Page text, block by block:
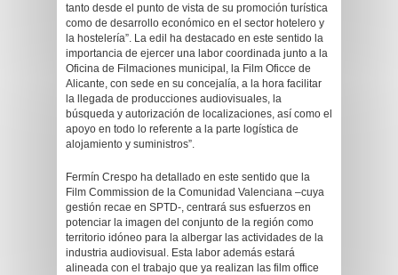
tanto desde el punto de vista de su promoción turística
como de desarrollo económico en el sector hotelero y
la hostelería”. La edil ha destacado en este sentido la
importancia de ejercer una labor coordinada junto a la
Oficina de Filmaciones municipal, la Film Oficce de
Alicante, con sede en su concejalía, a la hora facilitar
la llegada de producciones audiovisuales, la
búsqueda y autorización de localizaciones, así como el
apoyo en todo lo referente a la parte logística de
alojamiento y suministros”.
Fermín Crespo ha detallado en este sentido que la
Film Commission de la Comunidad Valenciana –cuya
gestión recae en SPTD-, centrará sus esfuerzos en
potenciar la imagen del conjunto de la región como
territorio idóneo para la albergar las actividades de la
industria audiovisual. Esta labor además estará
alineada con el trabajo que ya realizan las film office